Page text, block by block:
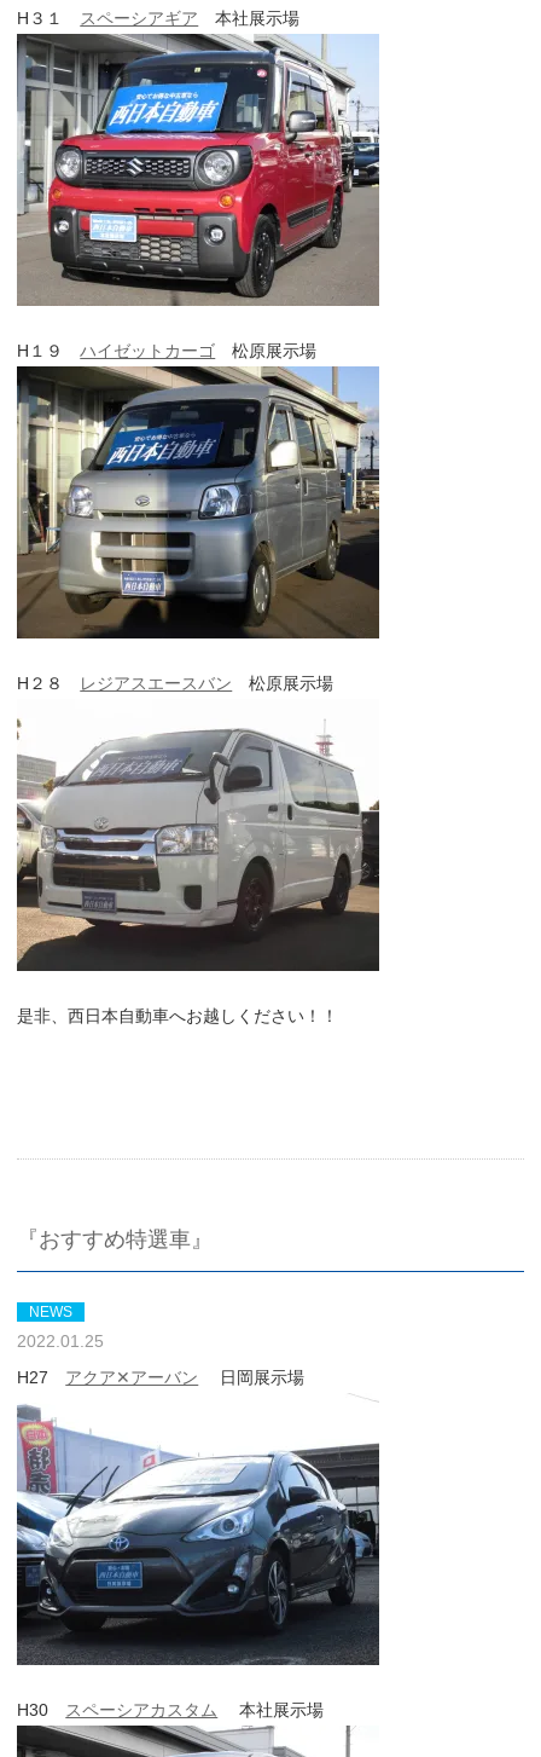
H３１ スペーシアギア 本社展示場
H１９ハイゼットカーゴ 松原展示場
H２８ レジアスエースバン 松原展示場
是非、西日本自動車へお越しください！！
『おすすめ特選車』
NEWS
2022.01.25
H27 アクア✕アーバン 日岡展示場
H30 スペーシアカスタム 本社展示場